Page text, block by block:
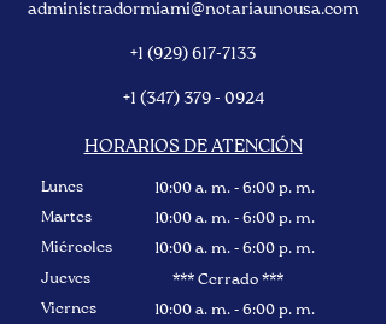
administradormiami@notariaunousa.com
+1 (929) 617-7133
+1 (347) 379 - 0924
HORARIOS DE ATENCIÓN
Lunes
Martes
Miércoles
10:00 a. m. - 6:00 p. m.
10:00 a. m. - 6:00 p. m.
10:00 a. m. - 6:00 p. m.
Jueves
Viernes
*** Cerrado ***
10:00 a. m. - 6:00 p. m.